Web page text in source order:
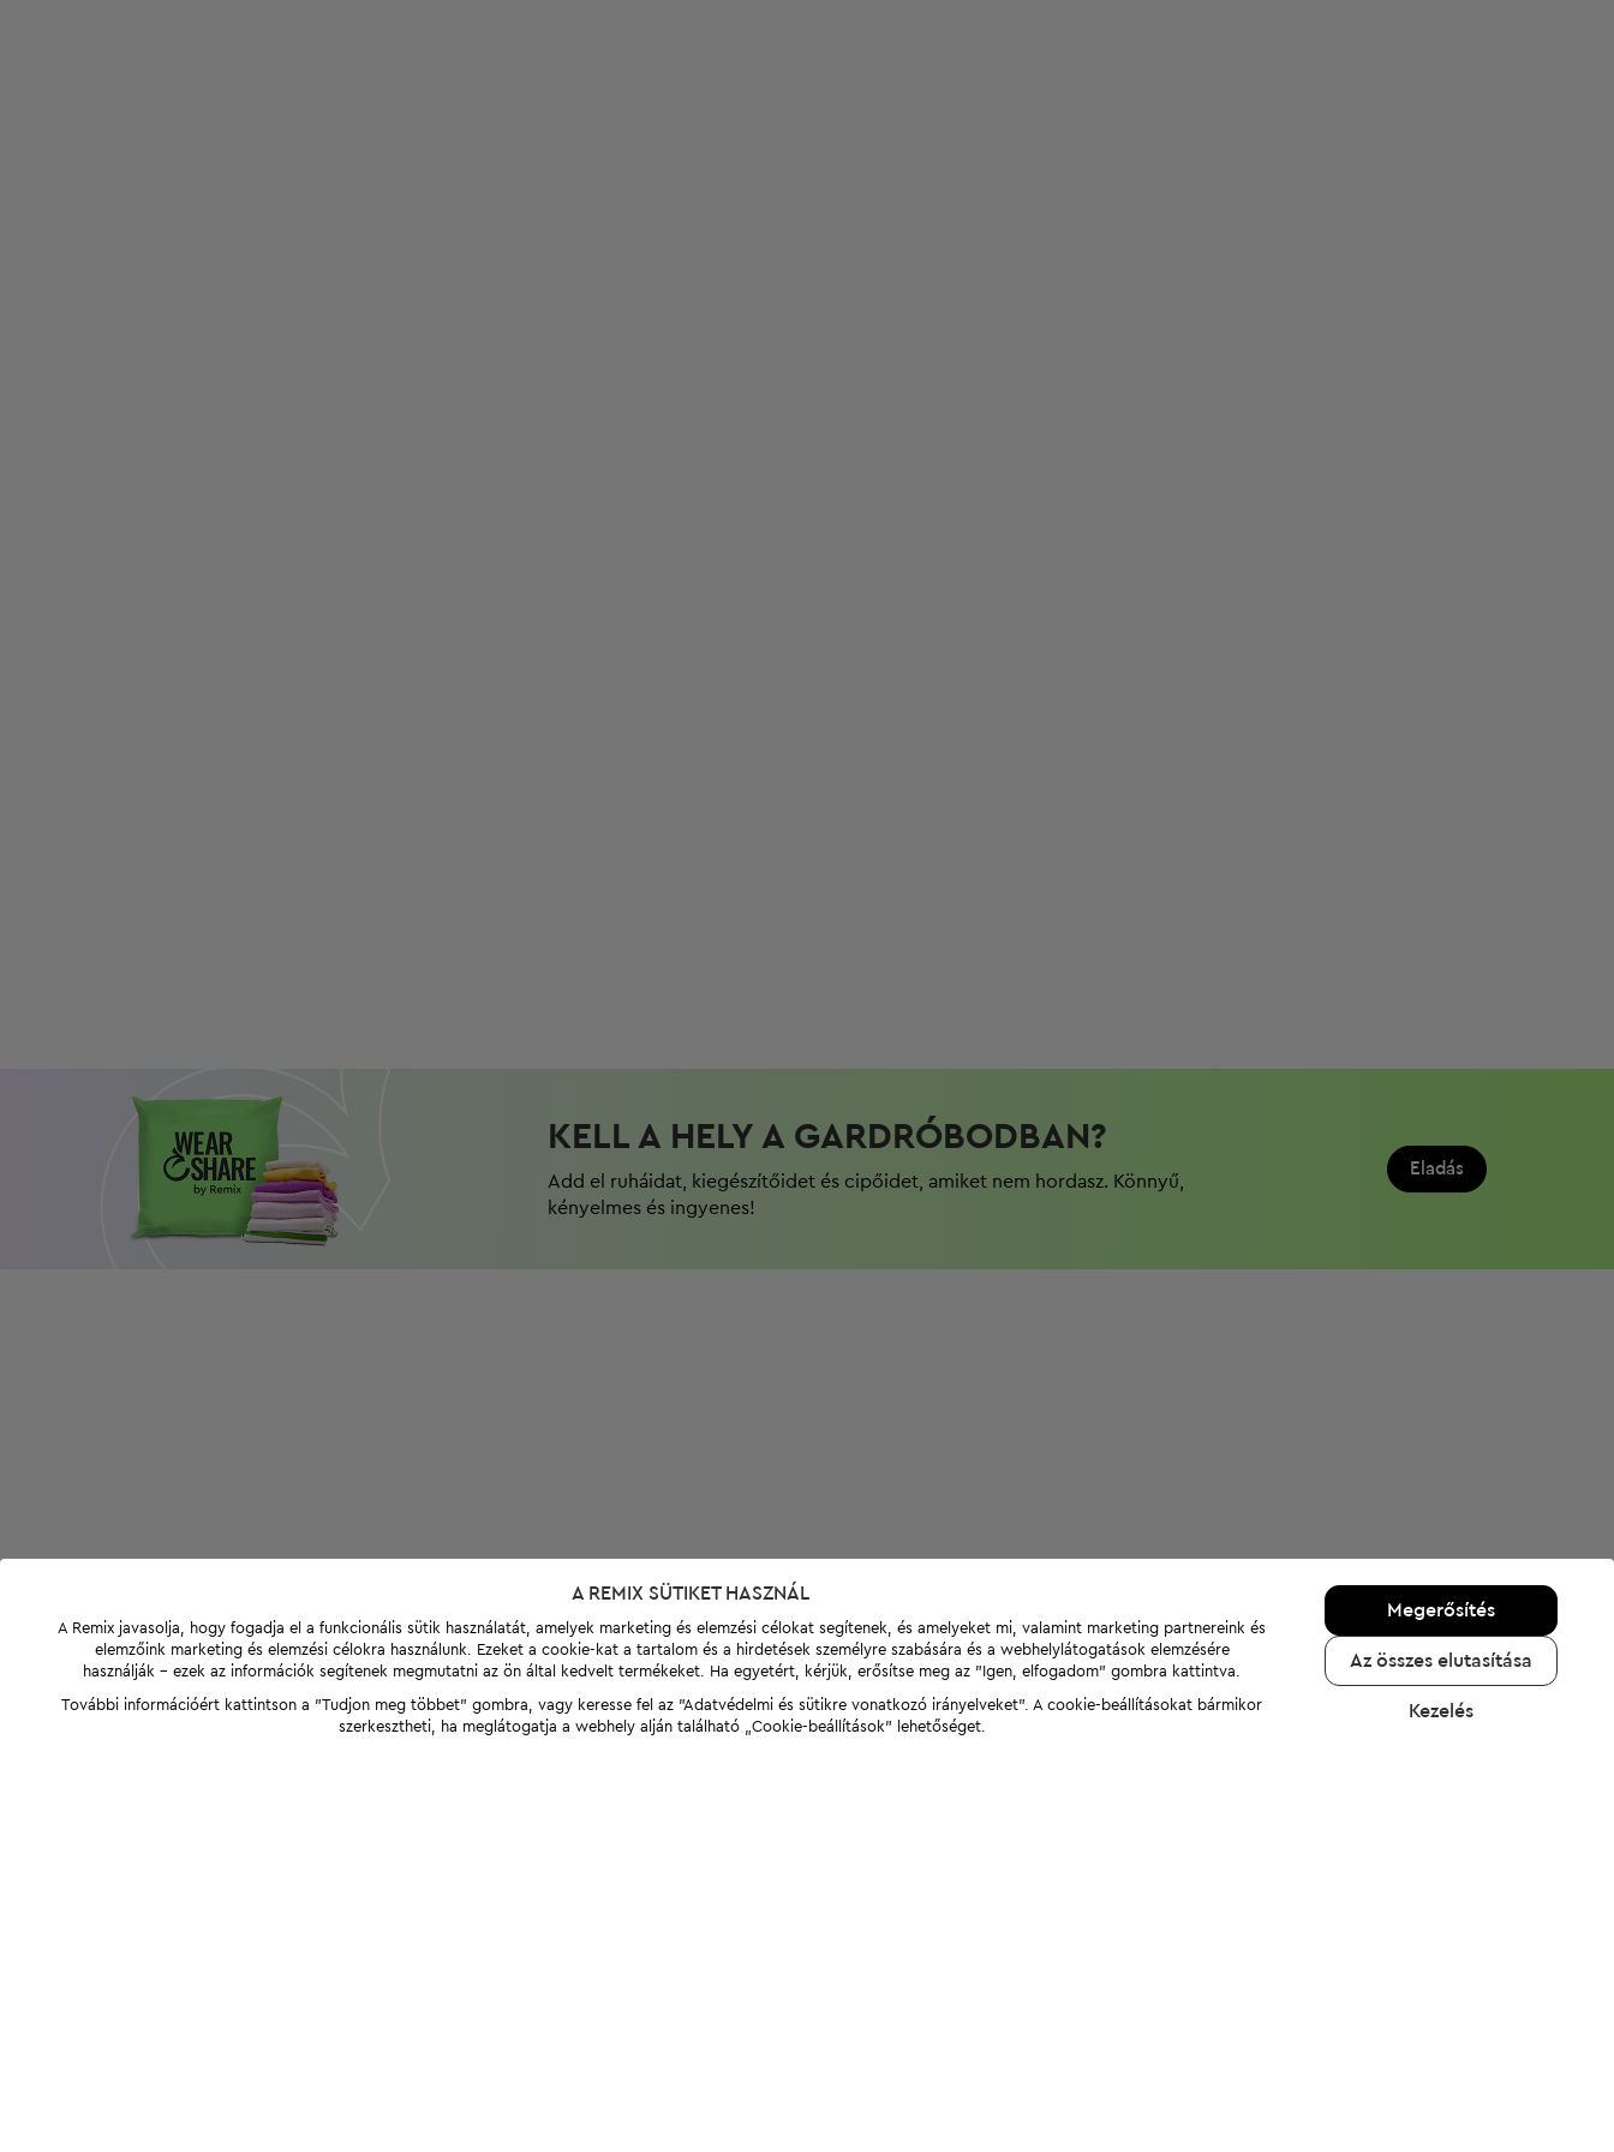
KELL A HELY A GARDRÓBODBAN?
Add el ruháidat, kiegészítőidet és cipőidet, amiket nem hordasz. Könnyű,
kényelmes és ingyenes!
Eladás
A REMIX SÜTIKET HASZNÁL
A Remix javasolja, hogy fogadja el a funkcionális sütik használatát, amelyek marketing és elemzési célokat segítenek, és amelyeket mi, valamint marketing partnereink és
elemzőink marketing és elemzési célokra használunk. Ezeket a cookie-kat a tartalom és a hirdetések személyre szabására és a webhelylátogatások elemzésére
használják - ezek az információk segítenek megmutatni az ön által kedvelt termékeket. Ha egyetért, kérjük, erősítse meg az "Igen, elfogadom" gombra kattintva.
További információért kattintson a "Tudjon meg többet" gombra, vagy keresse fel az "Adatvédelmi és sütikre vonatkozó irányelveket". A cookie-beállításokat bármikor
szerkesztheti, ha meglátogatja a webhely alján található „Cookie-beállítások” lehetőséget.
Megerősítés
Az összes elutasítása
Kezelés